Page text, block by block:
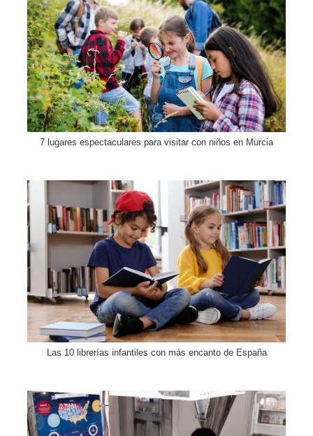
7 lugares espectaculares para visitar con niños en Murcia
Las 10 librerías infantiles con más encanto de España